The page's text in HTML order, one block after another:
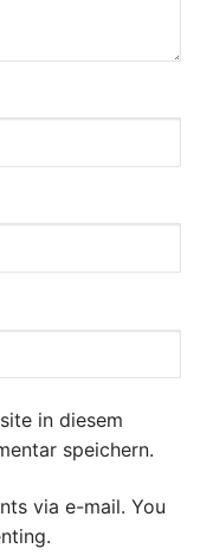
in diesem
speichern.
via e-mail. You